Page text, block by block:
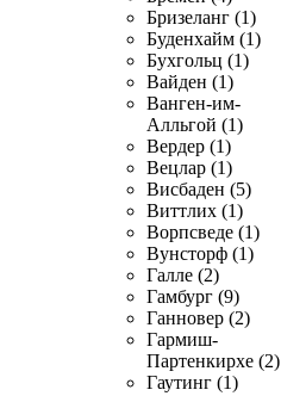
Бризеланг (1)
Буденхайм (1)
Бухгольц (1)
Вайден (1)
Ванген-им-
Алльгой (1)
Вердер (1)
Вецлар (1)
Висбаден (5)
Виттлих (1)
Ворпсведе (1)
Вунсторф (1)
Галле (2)
Гамбург (9)
Ганновер (2)
Гармиш-
Партенкирхе (2)
Гаутинг (1)